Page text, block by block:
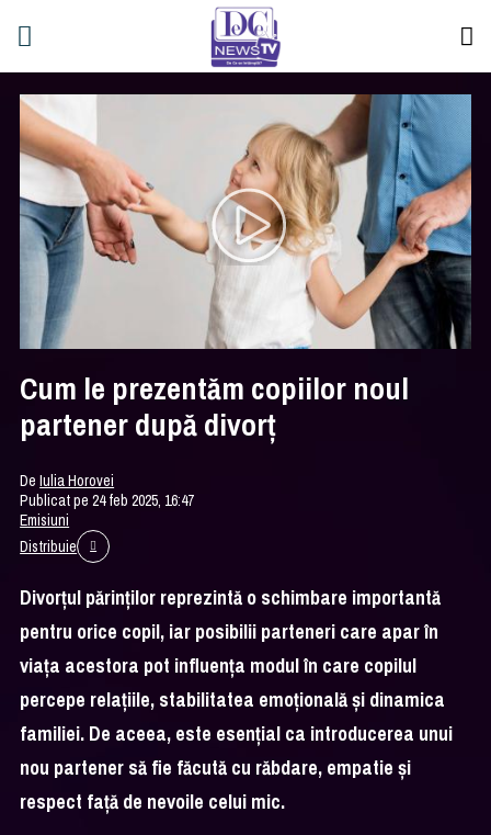
Cum le prezentăm copiilor noul
partener după divorț
DeIulia Horovei
Publicat pe 24 feb 2025, 16:47
Emisiuni
Distribuie
Divorțul părinților reprezintă o schimbare importantă
pentru orice copil, iar posibilii parteneri care apar în
viața acestora pot influența modul în care copilul
percepe relațiile, stabilitatea emoțională și dinamica
familiei. De aceea, este esențial ca introducerea unui
nou partener să fie făcută cu răbdare, empatie și
respect față de nevoile celui mic.